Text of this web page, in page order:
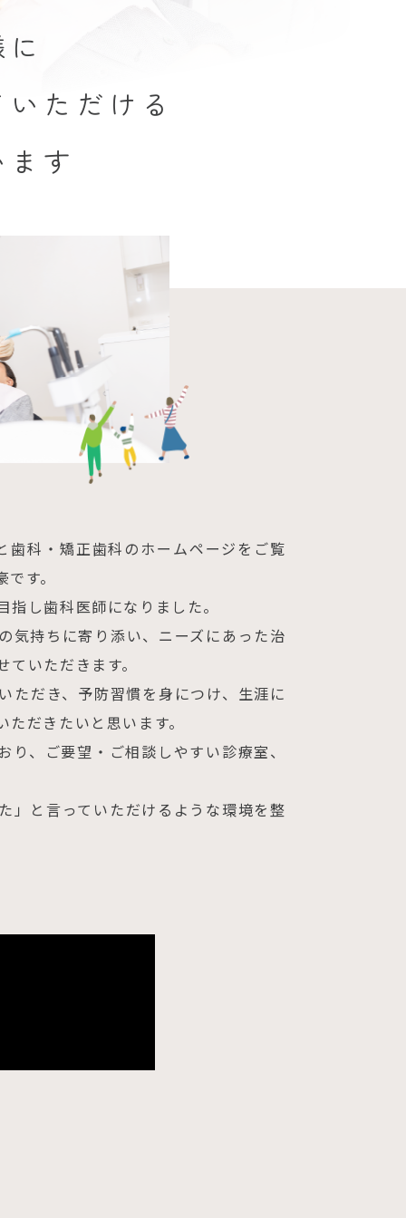
ただける
す
科・矯正歯科のホームページをご覧
す。
し歯科医師になりました。
気持ちに寄り添い、ニーズにあった治
いただきます。
ただき、予防習慣を身につけ、生涯に
だきたいと思います。
、ご要望・ご相談しやすい診療室、
」と言っていただけるような環境を整